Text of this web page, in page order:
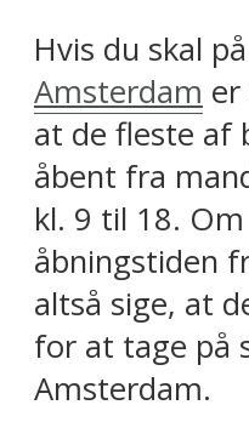
Hvis du skal på
Amsterdam
at de fleste af
åbent fra
kl. 9 til 18.
åbningstiden
altså sige, at
for at tage på
Amsterdam.